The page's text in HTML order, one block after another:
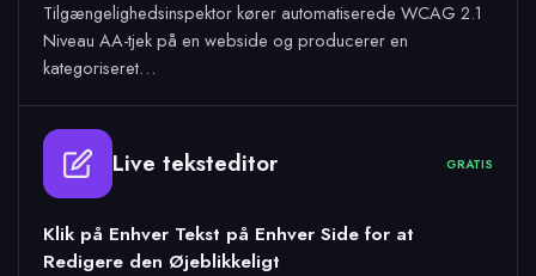
Tilgængelighedsinspektor kører automatiserede WCAG 2.1
Niveau AA-tjek på en webside og producerer en
kategoriseret…
Live teksteditor GRATIS
Klik på Enhver Tekst på Enhver Side for at
Redigere den Øjeblikkeligt